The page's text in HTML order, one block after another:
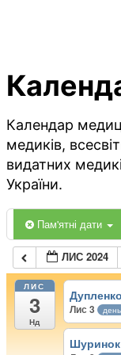
Календар
медиків,
видатних
України.
Пам'ятні дати
ЛИС 2024
ЛИС
3
Нд
Лис 3 день
Шуринок